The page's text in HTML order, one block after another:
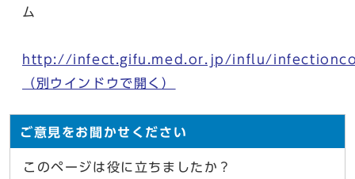
ム
http://infect.gifu.med.or.jp/influ/
（別ウインドウで開く）
ご意見をお聞かせください
このページは役に立ちましたか？